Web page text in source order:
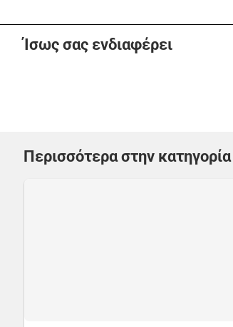
Ίσως σας ενδιαφέρει
Περισσότερα στην κατηγορία